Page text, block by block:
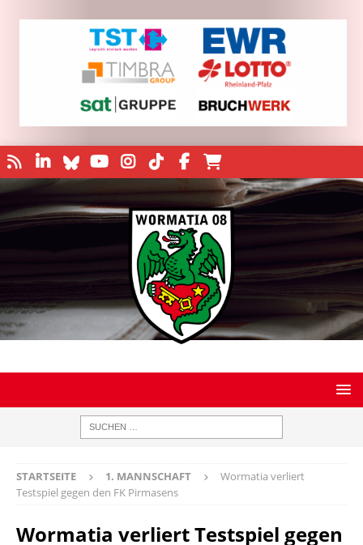
STARTSEITE 1. MANNSCHAFT
Wormatia verliert
Testspiel gegen den FK Pirmasens
Wormatia verliert Testspiel gegen